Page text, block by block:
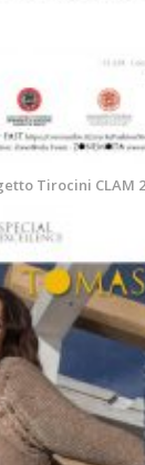
Tirocini CLAM